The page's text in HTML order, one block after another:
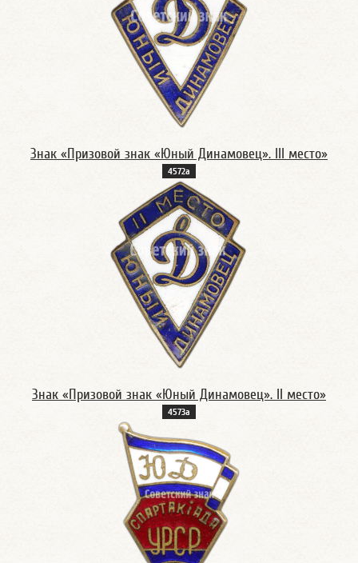
Знак «Призовой знак «Юный Динамовец». III место»
4572а
Знак «Призовой знак «Юный Динамовец». II место»
4573а